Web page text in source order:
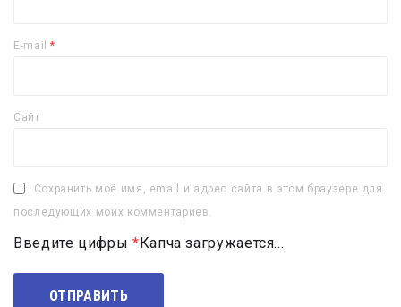
E-mail*
Сайт
Сохранить моё имя, email и адрес сайта в этом браузере для
последующих моих комментариев.
Введите цифры *Капча загружается...